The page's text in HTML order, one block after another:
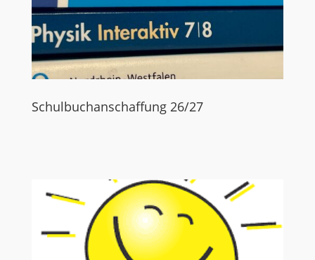
Schulbuchanschaffung 26/27